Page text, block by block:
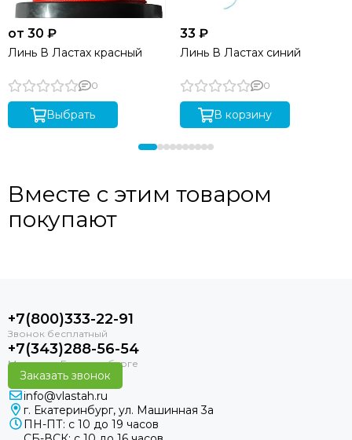
от 30 ₽
Линь В Ластах красный
0
Выбрать
33 ₽
Линь В Ластах синий
0
В корзину
Вместе с этим товаром
покупают
+7(800)333-22-91
+7(343)288-56-54
Заказать звонок
info@vlastah.ru
г. Екатеринбург, ул. Машинная 3а
ПН-ПТ: с 10 до 19 часов